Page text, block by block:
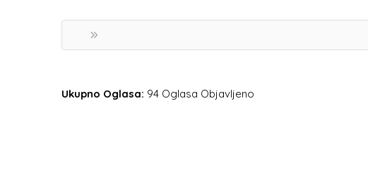
Ukupno Oglasa: 94 Oglasa Objavljeno